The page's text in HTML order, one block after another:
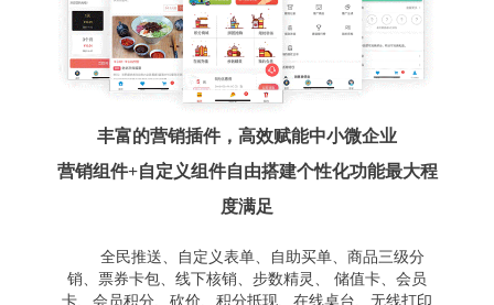
丰富的营销插件，高效赋能中小微企业
营销组件+自定义组件自由搭建个性化功能最大程
度满足
全民推送、自定义表单、自助买单、商品三级分
销、票券卡包、线下核销、步数精灵、 储值卡、会员
卡、会员积分、砍价、积分抵现、在线桌台、无线打印